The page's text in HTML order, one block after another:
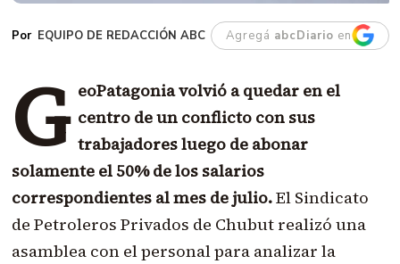
EQUIPO DE REDACCIÓN ABC Agregá abcDiario en
G eoPatagonia volvió a quedar en el
centro de un conflicto con sus
trabajadores luego de abonar
solamente el 50% de los salarios
correspondientes al mes de julio.El Sindicato
de Petroleros Privados de Chubut realizó una
asamblea con el personal para analizar la